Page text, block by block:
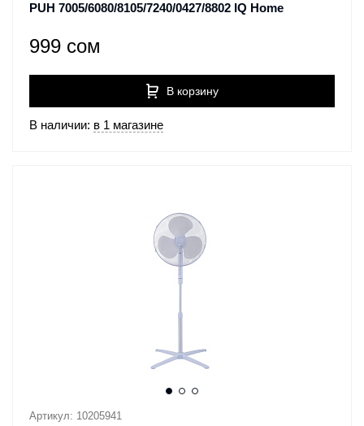
PUH 7005/6080/8105/7240/0427/8802 IQ Home
999 сом
В корзину
В наличии: в 1 магазине
Артикул: 10205941